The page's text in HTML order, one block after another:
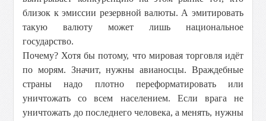
близок к эмиссии резервной валюты. А эмитировать
такую валюту может лишь национальное
государство.
Почему? Хотя бы потому, что мировая торговля идёт
по морям. Значит, нужны авианосцы. Враждебные
страны надо плотно переформатировать или
уничтожать со всем населением. Если врага не
уничтожать до последнего человека, а менять, нужны